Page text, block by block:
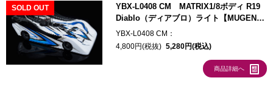
YBX-L0408 CM MATRIX1/8ボディ R19
Diablo（ディアブロ）ライト【MUGENカ
ット済】
YBX-L0408 CM：
4,800円(税抜) 5,280円(税込)
商品詳細へ
SOLD OUT